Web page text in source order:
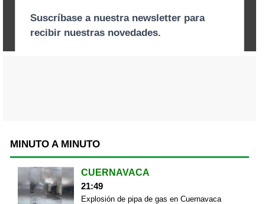
MINUTO A MINUTO
CUERNAVACA
21:49
Explosión de pipa de gas en Cuernavaca